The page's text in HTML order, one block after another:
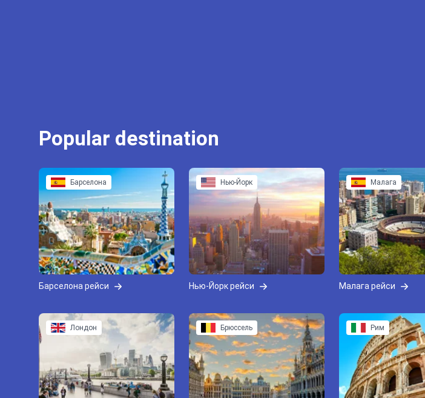
Popular destination
Барселона
Барселона рейси
Нью-Йорк
Нью-Йорк рейси
Малага
Малага рейси
Лондон Брюссель Рим